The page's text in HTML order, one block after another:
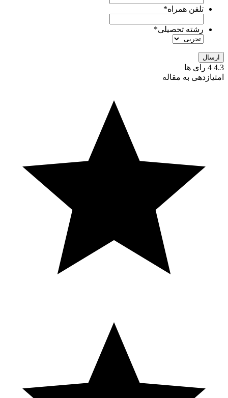
تلفن همراه*
رشته تحصیلی*
4.3
4 رای ها
امتیازدهی به مقاله